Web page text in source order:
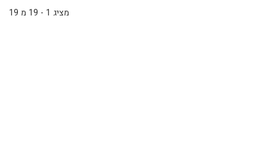
מציג 1 - 19 מ 19